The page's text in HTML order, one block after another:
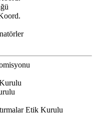
Etik Kurulu